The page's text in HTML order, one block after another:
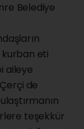
Belediye
kurban eti
aileye
de
teşekkür